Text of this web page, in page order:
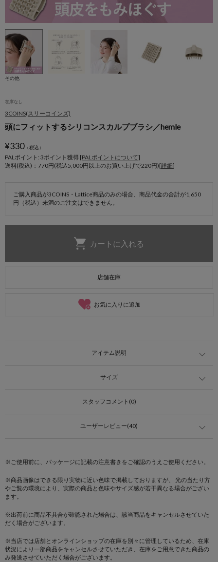
その他
在庫なし
3COINS(スリーコインズ)
頭にフィットするシリコンスカルプブラシ／hemle
¥330（税込）
PALポイント: 3ポイント獲得 [PALポイントについて]
送料(税込)：770円(税込5,000円以上のお買い上げで220円)[詳細]
ご購入商品が3COINS・Lattice商品のみの場合、商品代金の合計が1,650
円（税込）未満のご注文はできません。
店舗在庫
お気に入りに追加
アイテム説明
サイズ
スタッフコメント(0)
ユーザーレビュー(40)
※ご使用前に、パッケージに記載の注意書きをご確認のうえご使用ください。
※商品画像はできる限り実物に近い色味で掲載しておりますが、 光の当たり方
やご覧の環境により、実際の商品と色味やサイズ感が若干異なる場合がござい
ます。
※出荷前に商品不具合が確認された場合は、該当商品をキャンセルさせていた
だく場合がございます。
※当店では店舗とオンラインショップの在庫を別々に管理しているため、在庫
状況により一部商品をキャンセルさせていただき、在庫をご用意できた商品の
み発送させていただく場合がございます。